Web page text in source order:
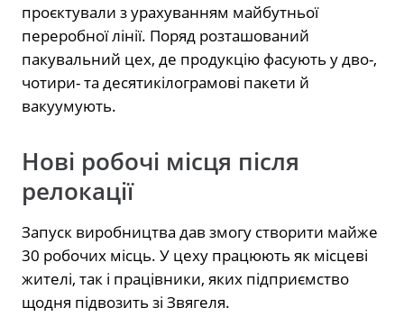
проєктували з урахуванням майбутньої
переробної лінії. Поряд розташований
пакувальний цех, де продукцію фасують у дво-,
чотири- та десятикілограмові пакети й
вакуумують.
Нові робочі місця після
релокації
Запуск виробництва дав змогу створити майже
30 робочих місць. У цеху працюють як місцеві
жителі, так і працівники, яких підприємство
щодня підвозить зі Звягеля.